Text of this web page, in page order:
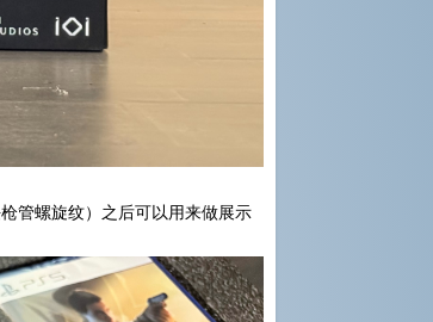
管螺旋纹）之后可以用来做展示